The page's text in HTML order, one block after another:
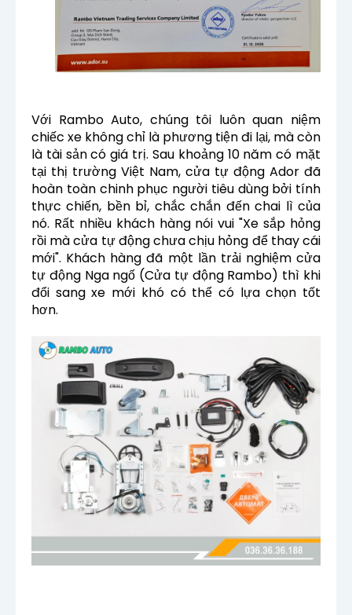
Với Rambo Auto, chúng tôi luôn quan niệm
chiếc xe không chỉ là phương tiện đi lại, mà còn
là tài sản có giá trị. Sau khoảng 10 năm có mặt
tại thị trường Việt Nam, cửa tự động Ador đã
hoàn toàn chinh phục người tiêu dùng bởi tính
thực chiến, bền bỉ, chắc chắn đến chai lì của
nó. Rất nhiều khách hàng nói vui "Xe sắp hỏng
rồi mà cửa tự động chưa chịu hỏng để thay cái
mới". Khách hàng đã một lần trải nghiệm cửa
tự động Nga ngố (Cửa tự động Rambo) thì khi
đổi sang xe mới khó có thể có lựa chọn tốt
hơn.